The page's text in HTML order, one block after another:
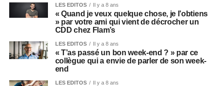
LES EDITOS Il y a 8 ans
« Quand je veux quelque chose, je l’obtiens
» par votre ami qui vient de décrocher un
CDD chez Flam’s
LES EDITOS Il y a 8 ans
« T’as passé un bon week-end ? » par ce
collègue qui a envie de parler de son week-
end
LES EDITOS Il y a 8 ans